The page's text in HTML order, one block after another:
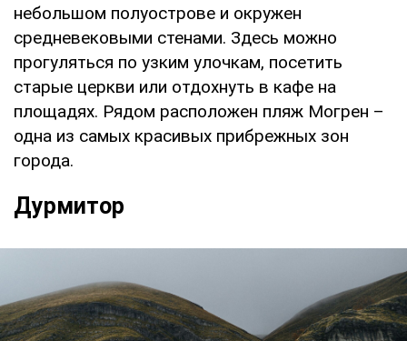
небольшом полуострове и окружен
средневековыми стенами. Здесь можно
прогуляться по узким улочкам, посетить
старые церкви или отдохнуть в кафе на
площадях. Рядом расположен пляж Могрен –
одна из самых красивых прибрежных зон
города.
Дурмитор